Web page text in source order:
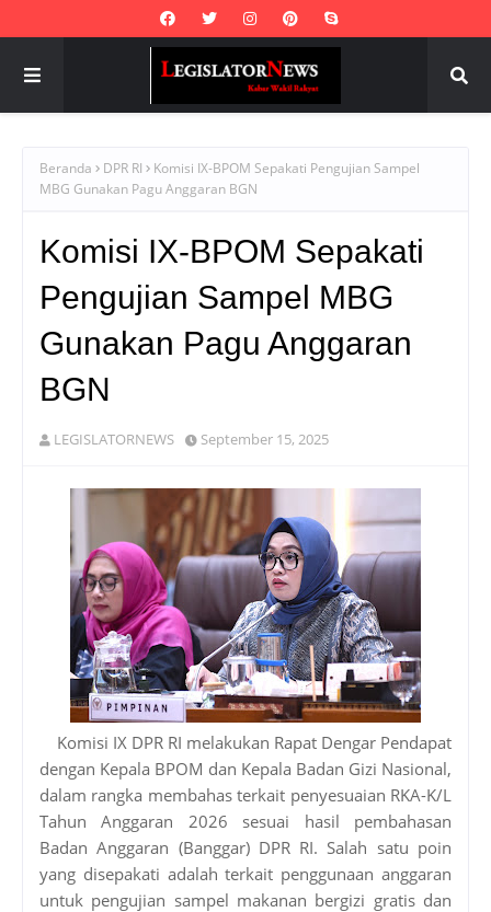
Beranda DPR RI
Komisi IX-BPOM Sepakati Pengujian Sampel
MBG Gunakan Pagu Anggaran BGN
Komisi IX-BPOM Sepakati
Pengujian Sampel MBG
Gunakan Pagu Anggaran
BGN
LEGISLATORNEWS September 15, 2025
Komisi IX DPR RI melakukan Rapat Dengar Pendapat
dengan Kepala BPOM dan Kepala Badan Gizi Nasional,
dalam rangka membahas terkait penyesuaian RKA-K/L
Tahun Anggaran 2026 sesuai hasil pembahasan
Badan Anggaran (Banggar) DPR RI. Salah satu poin
yang disepakati adalah terkait penggunaan anggaran
untuk pengujian sampel makanan bergizi gratis dan